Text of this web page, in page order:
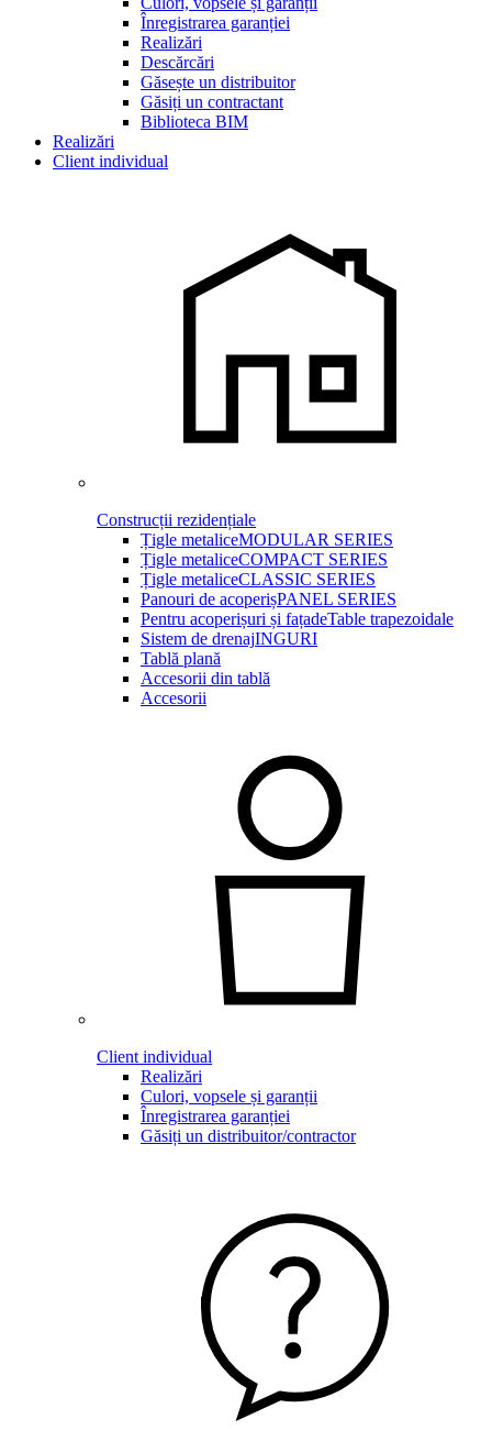
Înregistrarea garanției
Realizări
Descărcări
Găsește un distribuitor
Găsiți un contractant
Biblioteca BIM
Realizări
Client individual
Construcții rezidențiale
Țigle metaliceMODULAR SERIES
Țigle metaliceCOMPACT SERIES
Țigle metaliceCLASSIC SERIES
Panouri de acoperișPANEL SERIES
Pentru acoperișuri și fațadeTable trapezoidale
Sistem de drenajINGURI
Tablă plană
Accesorii din tablă
Accesorii
Client individual
Realizări
Culori, vopsele și garanții
Înregistrarea garanției
Găsiți un distribuitor/contractor